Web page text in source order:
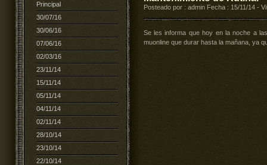
Principal
30/07/16
30/06/16
07/06/16
02/03/16
23/11/14
15/11/14
05/11/14
04/11/14
02/11/14
28/10/14
23/10/14
22/10/14
Posteado por : admin Fecha : 15/11/14 -
Se les informa que hoy en la noche a
muonline que durar hasta la mañana, ya